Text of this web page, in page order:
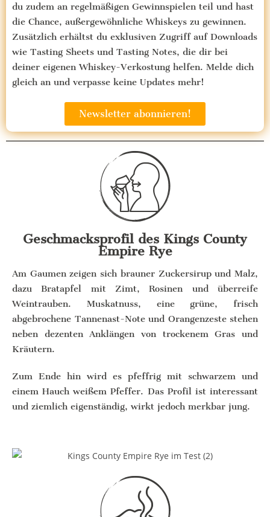
du zudem an regelmäßigen Gewinnspielen teil und hast
die Chance, außergewöhnliche Whiskeys zu gewinnen.
Zusätzlich erhältst du exklusiven Zugriff auf Downloads
wie Tasting Sheets und Tasting Notes, die dir bei
deiner eigenen Whiskey-Verkostung helfen. Melde dich
gleich an und verpasse keine Updates mehr!
Newsletter abonnieren!
Geschmacksprofil des Kings County
Empire Rye
Am Gaumen zeigen sich brauner Zuckersirup und Malz,
dazu Bratapfel mit Zimt, Rosinen und überreife
Weintrauben. Muskatnuss, eine grüne, frisch
abgebrochene Tannenast-Note und Orangenzeste stehen
neben dezenten Anklängen von trockenem Gras und
Kräutern.
Zum Ende hin wird es pfeffrig mit schwarzem und
einem Hauch weißem Pfeffer. Das Profil ist interessant
und ziemlich eigenständig, wirkt jedoch merkbar jung.